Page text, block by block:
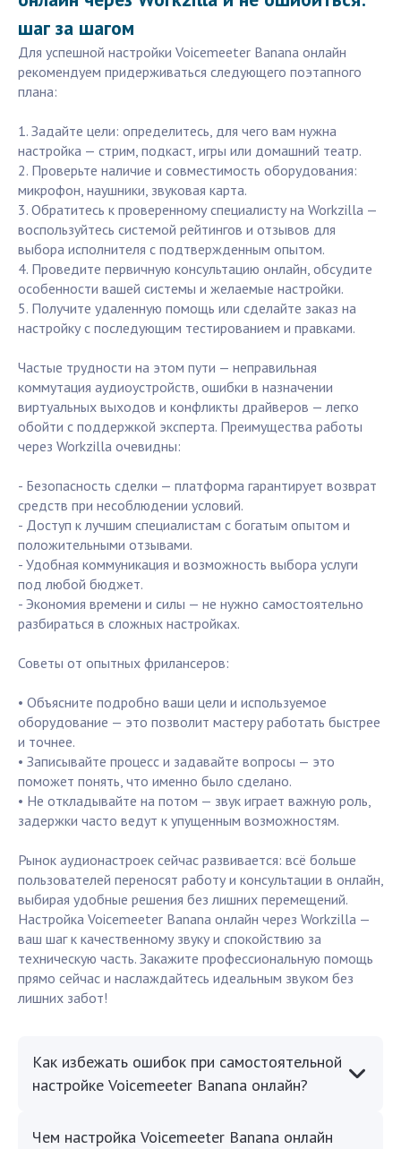
шаг за шагом
Для успешной настройки Voicemeeter Banana онлайн
рекомендуем придерживаться следующего поэтапного
плана:
1. Задайте цели: определитесь, для чего вам нужна
настройка — стрим, подкаст, игры или домашний театр.
2. Проверьте наличие и совместимость оборудования:
микрофон, наушники, звуковая карта.
3. Обратитесь к проверенному специалисту на Workzilla —
воспользуйтесь системой рейтингов и отзывов для
выбора исполнителя с подтвержденным опытом.
4. Проведите первичную консультацию онлайн, обсудите
особенности вашей системы и желаемые настройки.
5. Получите удаленную помощь или сделайте заказ на
настройку с последующим тестированием и правками.
Частые трудности на этом пути — неправильная
коммутация аудиоустройств, ошибки в назначении
виртуальных выходов и конфликты драйверов — легко
обойти с поддержкой эксперта. Преимущества работы
через Workzilla очевидны:
- Безопасность сделки — платформа гарантирует возврат
средств при несоблюдении условий.
- Доступ к лучшим специалистам с богатым опытом и
положительными отзывами.
- Удобная коммуникация и возможность выбора услуги
под любой бюджет.
- Экономия времени и силы — не нужно самостоятельно
разбираться в сложных настройках.
Советы от опытных фрилансеров:
• Объясните подробно ваши цели и используемое
оборудование — это позволит мастеру работать быстрее
и точнее.
• Записывайте процесс и задавайте вопросы — это
поможет понять, что именно было сделано.
• Не откладывайте на потом — звук играет важную роль,
задержки часто ведут к упущенным возможностям.
Рынок аудионастроек сейчас развивается: всё больше
пользователей переносят работу и консультации в онлайн,
выбирая удобные решения без лишних перемещений.
Настройка Voicemeeter Banana онлайн через Workzilla —
ваш шаг к качественному звуку и спокойствию за
техническую часть. Закажите профессиональную помощь
прямо сейчас и наслаждайтесь идеальным звуком без
лишних забот!
Как избежать ошибок при самостоятельной
настройке Voicemeeter Banana онлайн?
Чем настройка Voicemeeter Banana онлайн